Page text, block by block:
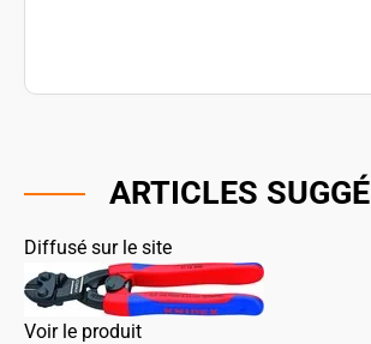
ARTICLES
Diffusé sur le site
Voir le produit